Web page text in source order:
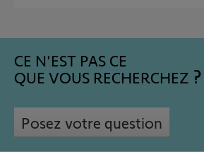
CE N'EST PAS CE
QUE VOUS RECHERCHEZ
Posez votre question